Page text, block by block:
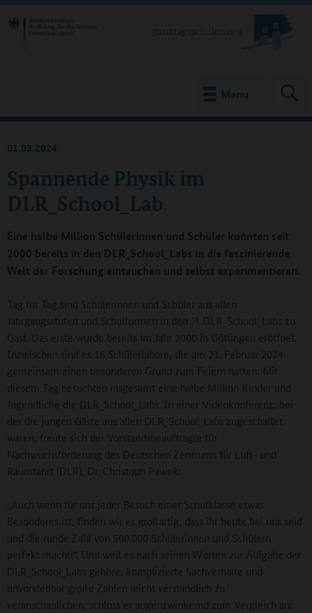
Menu
Spannende Physik im
DLR_School_Lab
01.03.2024
Eine halbe Million Schülerinnen und Schüler konnten seit
2000 bereits in den DLR_School_Labs in die faszinierende
Welt der Forschung eintauchen und selbst experimentieren.
Tag für Tag sind Schülerinnen und Schüler aus allen
Jahrgangsstufen und Schulformen in den
DLR_School_Labs zu
Gast. Das erste wurde bereits im Jahr 2000 in Göttingen eröffnet.
Inzwischen sind es 16 Schülerlabore, die am 21. Februar 2024
gemeinsam einen besonderen Grund zum Feiern hatten: Mit
diesem Tag besuchten insgesamt eine halbe Million Kinder und
Jugendliche die DLR_School_Labs. In einer Videokonferenz, bei
der die jungen Gäste aus allen DLR_School_Labs zugeschaltet
waren, freute sich der Vorstandsbeauftragte für
Nachwuchsförderung des Deutschen Zentrums für Luft- und
Raumfahrt (DLR), Dr. Christoph Pawek:
„Auch wenn für uns jeder Besuch einer Schulklasse etwas
Besonderes ist, finden wir es großartig, dass ihr heute bei uns seid
und die runde Zahl von 500.000 Schülerinnen und Schülern
perfekt macht!“. Und weil es nach seinen Worten zur Aufgabe der
DLR_School_Labs gehöre, komplizierte Sachverhalte und
unvorstellbar große Zahlen leicht verständlich zu
veranschaulichen, schloss er augenzwinkernd zum Vergleich an: